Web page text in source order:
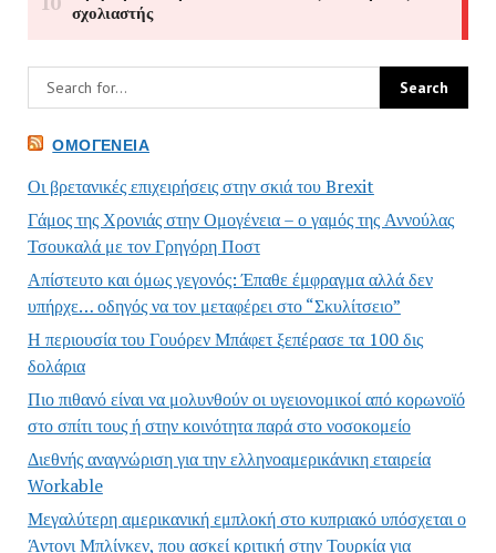
ΟΜΟΓΈΝΕΙΑ
Οι βρετανικές επιχειρήσεις στην σκιά του Brexit
Γάμος της Χρονιάς στην Ομογένεια – ο γαμός της Αννούλας
Τσουκαλά με τον Γρηγόρη Ποστ
Απίστευτο και όμως γεγονός: Έπαθε έμφραγμα αλλά δεν
υπήρχε… οδηγός να τον μεταφέρει στο “Σκυλίτσειο”
Η περιουσία του Γουόρεν Μπάφετ ξεπέρασε τα 100 δις
δολάρια
Πιο πιθανό είναι να μολυνθούν οι υγειονομικοί από κορωνοϊό
στο σπίτι τους ή στην κοινότητα παρά στο νοσοκομείο
Διεθνής αναγνώριση για την ελληνοαμερικάνικη εταιρεία
Workable
Μεγαλύτερη αμερικανική εμπλοκή στο κυπριακό υπόσχεται ο
Άντονι Μπλίνκεν, που ασκεί κριτική στην Τουρκία για